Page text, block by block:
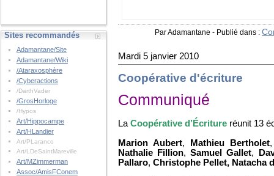
Sites recommandés
Adamantane/Site
Adamantane/Wiki
/Ataraxosphère
/Cyberactions
/DarthVader
/GrosHorloge
/Hypos
Art/Hippocampe
Art/HLandier
Art/PLaranco
Art/LDeSaintMareville
Art/MZimmerman
Assoc/AmisFConem
Par Adamantane - Publié dans :
Mardi 5 janvier 2010
Coopérative d'écriture
Communiqué
LaCoopérative d’Écriture réunit 13
Marion Aubert, Mathieu Bertholet
Nathalie Fillion,Samuel Gallet,
Pallaro,Christophe Pellet, Natacha